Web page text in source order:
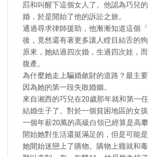
罰和叫醒下這個女人了。他認為巧兒
婚，於是開始了他的訴訟之旅。
通過尋求律師援助，他漸漸知道這個
後，竟然還有著更多讓人瞠目結舌的狗
原來，她結過四次婚，生過四次娃，
腹產。
為什麼她走上騙婚斂財的道路？最主
因為她的第一段失敗婚姻。
來自湘西的巧兒在20歲那年就和第一
結婚生子了。對於一個貧困地區的女
一個年薪20萬的高級白領已經算是高攀
開始她對生活還挺滿足的，但是可能
她開始迷戀上了購物。購物上癮就和